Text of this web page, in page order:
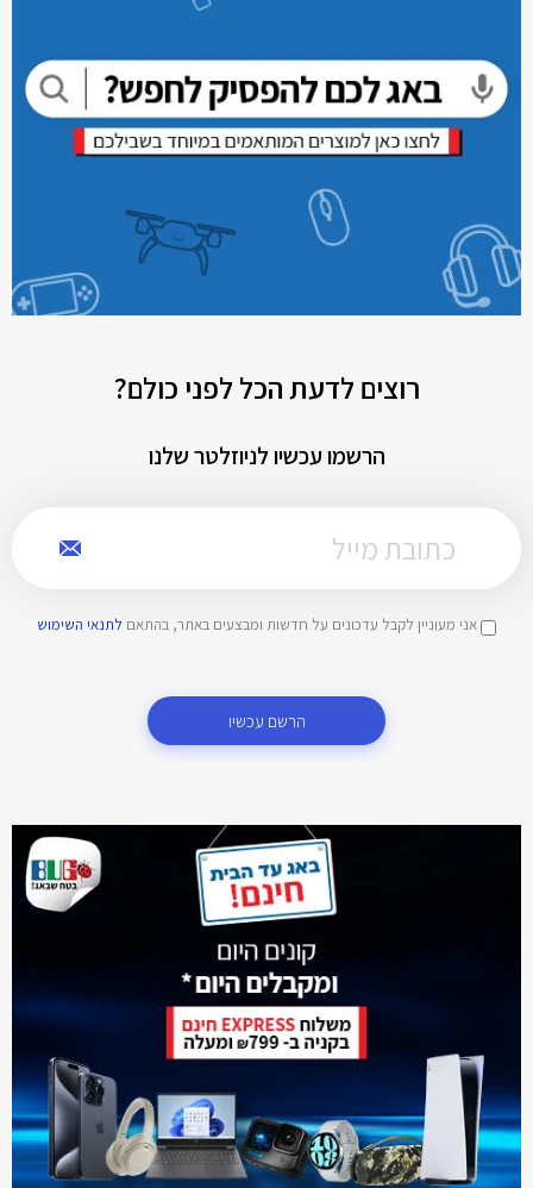
רוצים לדעת הכל לפני כולם?
הרשמו עכשיו לניוזלטר שלנו
אני מעוניין לקבל עדכונים על חדשות ומבצעים באתר, בהתאם לתנאי השימוש
הרשם עכשיו